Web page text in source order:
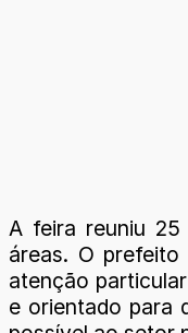
A feira reuniu 25
áreas. O prefeito
atenção
e orientado para